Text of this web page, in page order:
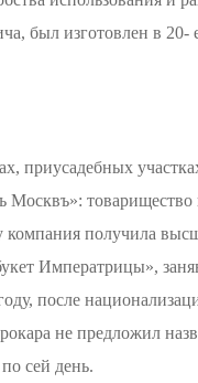
был изготовлен в
приусадебных
Москвъ»:
получила
Императрицы»,
после
не предложил
сей день.